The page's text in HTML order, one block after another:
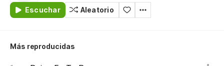
Escuchar Aleatorio
Más reproducidas